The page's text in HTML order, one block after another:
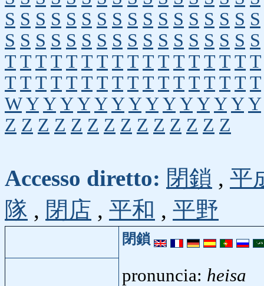
S S S S S S S S S S S S S S S S S
S S S S S S S S S S S S S S S S S
T T T T T T T T T T T T T T T T T
T T T T T T T T T T T T T T T T T
W Y Y Y Y Y Y Y Y Y Y Y Y Y Y
Z Z Z Z Z Z Z Z Z Z Z Z Z Z
Accesso diretto: 閉鎖 , 平
隊 , 閉店 , 平和 , 平野
閉鎖
pronuncia: heisa